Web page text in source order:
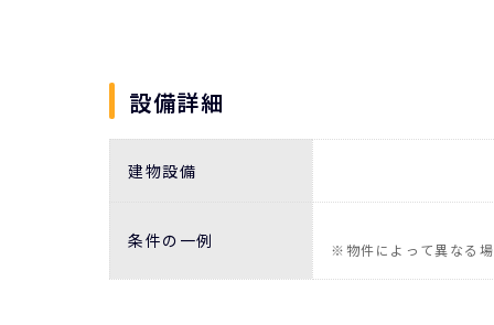
設備詳細
建物設備
条件の一例 ※物件によって異なる場